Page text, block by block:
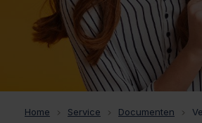
Home Service Documenten